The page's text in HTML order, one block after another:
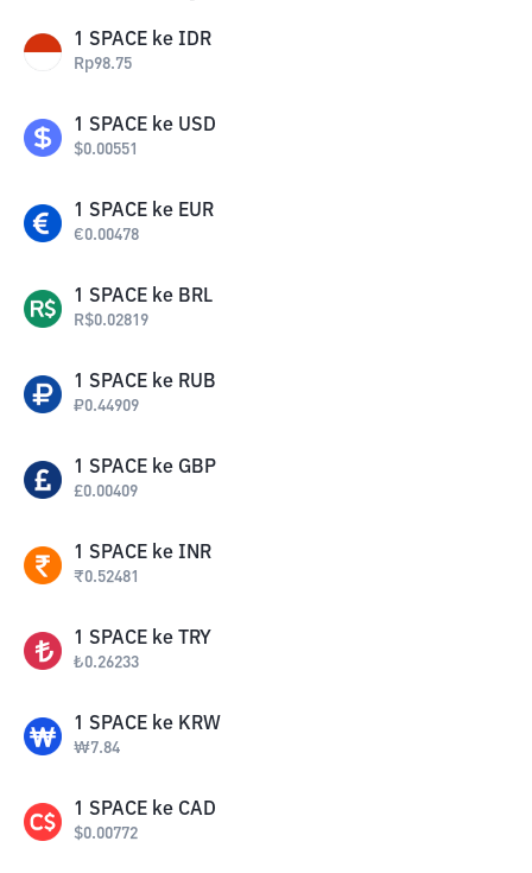
1 SPACE ke IDR
Rp98.75
1 SPACE ke USD
$0.00551
1 SPACE ke EUR
€0.00478
1 SPACE ke BRL
R$0.02819
1 SPACE ke RUB
₽0.44909
1 SPACE ke GBP
£0.00409
1 SPACE ke INR
₹0.52481
1 SPACE ke TRY
₺0.26233
1 SPACE ke KRW
₩7.84
1 SPACE ke CAD
$0.00772